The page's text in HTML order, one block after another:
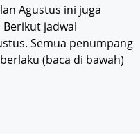
Agustus ini juga
jadwal
Semua penumpang
(baca di bawah)